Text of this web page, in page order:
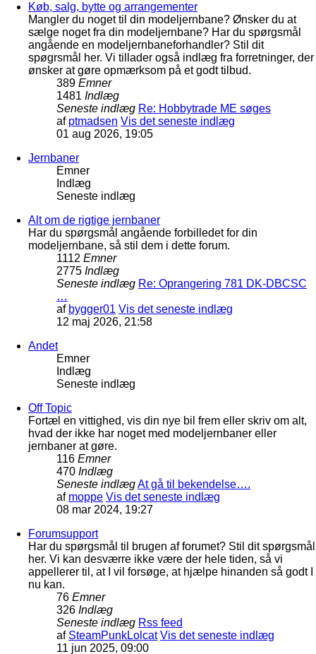
Køb, salg, bytte og arrangementer
Mangler du noget til din modeljernbane? Ønsker du at
sælge noget fra din modeljernbane? Har du spørgsmål
angående en modeljernbaneforhandler? Stil dit
spøgrsmål her. Vi tillader også indlæg fra forretninger, der
ønsker at gøre opmærksom på et godt tilbud.
389 Emner
1481 Indlæg
Seneste indlæg Re: Hobbytrade ME søges
af ptmadsen Vis det seneste indlæg
01 aug 2026, 19:05
Jernbaner
Emner
Indlæg
Seneste indlæg
Alt om de rigtige jernbaner
Har du spørgsmål angående forbilledet for din
modeljernbane, så stil dem i dette forum.
1112 Emner
2775 Indlæg
Seneste indlæg Re: Oprangering 781 DK-DBCSC
…
af bygger01 Vis det seneste indlæg
12 maj 2026, 21:58
Andet
Emner
Indlæg
Seneste indlæg
Off Topic
Fortæl en vittighed, vis din nye bil frem eller skriv om alt,
hvad der ikke har noget med modeljernbaner eller
jernbaner at gøre.
116 Emner
470 Indlæg
Seneste indlægAt gå til bekendelse….
af moppe Vis det seneste indlæg
08 mar 2024, 19:27
Forumsupport
Har du spørgsmål til brugen af forumet? Stil dit spørgsmål
her. Vi kan desværre ikke være der hele tiden, så vi
appellerer til, at I vil forsøge, at hjælpe hinanden så godt I
nu kan.
76 Emner
326 Indlæg
Seneste indlæg Rss feed
af SteamPunkLolcat Vis det seneste indlæg
11 jun 2025, 09:00